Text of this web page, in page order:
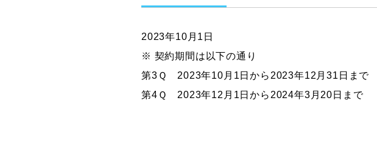
2023年10月1日
※ 契約期間は以下の通り
第3Ｑ 2023年10月1日から2023年12月31日まで
第4Ｑ 2023年12月1日から2024年3月20日まで